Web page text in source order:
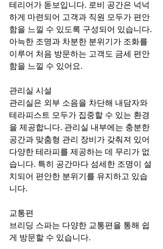
테리어가 돋보입니다. 로비 공간은 넉넉
하게 마련되어 고객과 직원 모두가 편안
함을 느낄 수 있도록 구성되어 있습니다.
아늑한 조명과 차분한 분위기가 조화를
이루어 처음 방문하는 고객도 금세 편안
함을 느낄 수 있어요.
관리실 시설
관리실은 외부 소음을 차단해 내담자와
테라피스트 모두가 집중할 수 있는 환경
을 제공합니다. 관리실 내부에는 충분한
공간과 맞춤형 관리 장비가 갖춰져 있어
다양한 테라피를 제공하는 데 무리가 없
습니다. 특히 공간마다 섬세한 조명이 설
치되어 편안한 분위기를 유지하고 있습
니다.
교통편
브리딩 스파는 다양한 교통편을 통해 쉽
게 방문할 수 있습니다.